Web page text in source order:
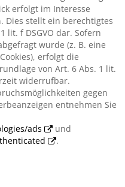
erfolgt im Interesse
Dies stellt ein berechtigtes
lit. f DSGVO dar. Sofern
wurde (z. B. eine
erfolgt die
von Art. 6 Abs. 1 lit.
widerrufbar.
gegen
entnehmen Sie
ads
und
.